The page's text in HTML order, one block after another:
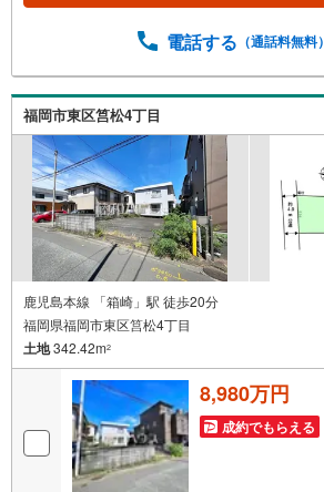
電話する （通話料無料）
福岡市東区筥松4丁目
鹿児島本線 「箱崎」駅 徒歩20分
福岡県福岡市東区筥松4丁目
土地342.42m2
8,980万円
成約でもらえる